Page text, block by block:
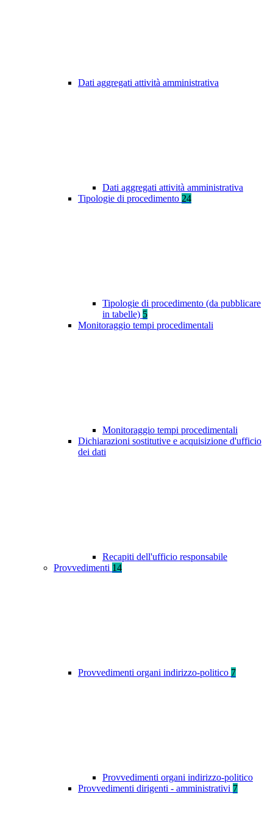
Dati aggregati attività amministrativa
Dati aggregati attività amministrativa
Tipologie di procedimento 24
Tipologie di procedimento (da pubblicare
in tabelle) 5
Monitoraggio tempi procedimentali
Monitoraggio tempi procedimentali
Dichiarazioni sostitutive e acquisizione d'ufficio
dei dati
Recapiti dell'ufficio responsabile
Provvedimenti 14
Provvedimenti organi indirizzo-politico 7
Provvedimenti organi indirizzo-politico
Provvedimenti dirigenti - amministrativi 7